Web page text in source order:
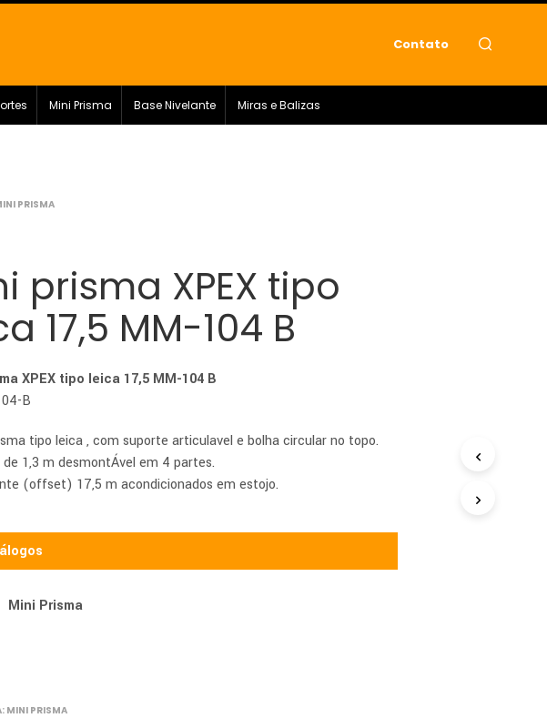
Contato
Mini Prisma Base Nivelante Miras e Balizas
PRISMA
prisma XPEX tipo
17,5 MM-104 B
XPEX tipo leica 17,5 MM-104 B
B
tipo leica , com suporte articulavel e bolha circular no topo.
1,3 m desmontÁvel em 4 partes.
(offset) 17,5 m acondicionados em estojo.
Mini Prisma
MINI PRISMA